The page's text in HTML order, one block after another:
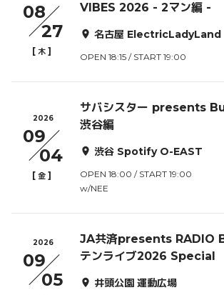
08
27
[ 木]
VIBES 2026 - 2マン編 -
名古屋 ElectricLadyLand
OPEN 18:15 / START 19:00
2026
09
04
[ 金]
サバシスター presents
渋谷編
渋谷 Spotify O-EAST
OPEN 18:00 / START 19:00
w/NEE
2026
09
05
JA共済presents RADIO
テンライブ2026 Special
井頭公園 運動広場